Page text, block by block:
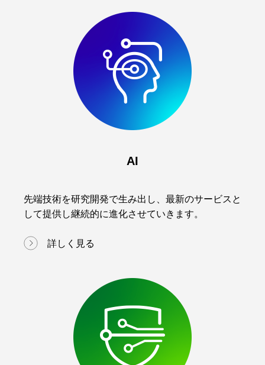
AI
先端技術を研究開発で生み出し、最新のサービスと
して提供し継続的に進化させていきます。
詳しく見る